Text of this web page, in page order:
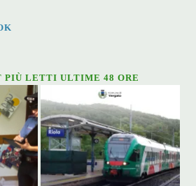
PIÙ LETTI ULTIME 48 ORE